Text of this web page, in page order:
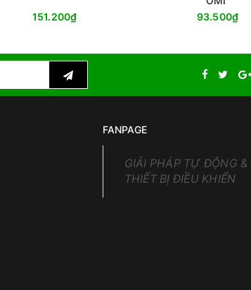
151.200₫
93.500₫
FANPAGE
GIẢI PHÁP TỰ ĐỘNG &
THIẾT BỊ ĐIỀU KHIỂN